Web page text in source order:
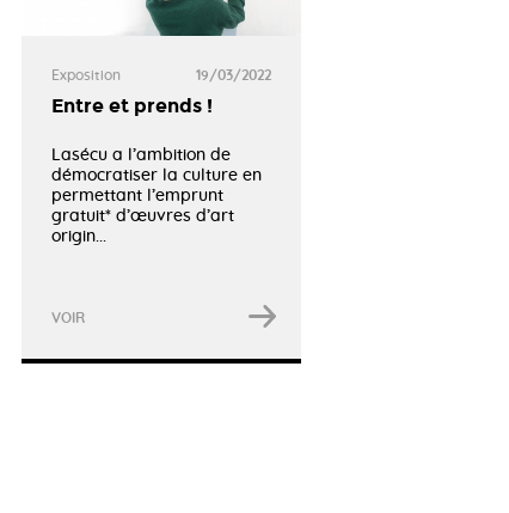
Exposition 19/03/2022
Entre et prends !
Lasécu a l’ambition de
démocratiser la culture en
permettant l’emprunt
gratuit* d’œuvres d’art
origin...
VOIR